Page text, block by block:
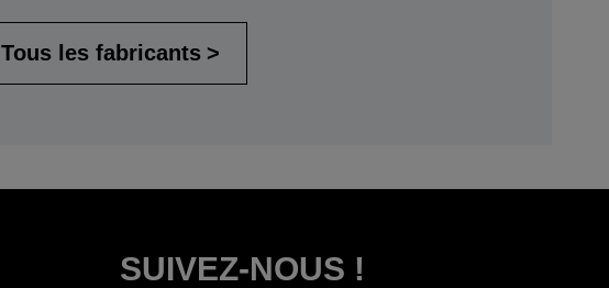
Tous les fabricants
SUIVEZ-NOUS !